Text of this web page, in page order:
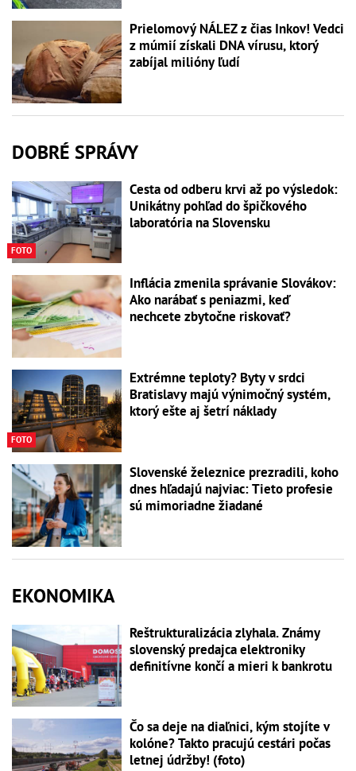
Prielomový NÁLEZ z čias Inkov! Vedci
z múmií získali DNA vírusu, ktorý
zabíjal milióny ľudí
DOBRÉ SPRÁVY
FOTO
Cesta od odberu krvi až po výsledok:
Unikátny pohľad do špičkového
laboratória na Slovensku
Inflácia zmenila správanie Slovákov:
Ako narábať s peniazmi, keď
nechcete zbytočne riskovať?
FOTO
Extrémne teploty? Byty v srdci
Bratislavy majú výnimočný systém,
ktorý ešte aj šetrí náklady
Slovenské železnice prezradili, koho
dnes hľadajú najviac: Tieto profesie
sú mimoriadne žiadané
EKONOMIKA
Reštrukturalizácia zlyhala. Známy
slovenský predajca elektroniky
definitívne končí a mieri k bankrotu
Čo sa deje na diaľnici, kým stojíte v
kolóne? Takto pracujú cestári počas
letnej údržby! (foto)